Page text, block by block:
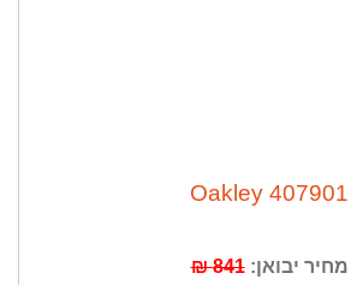
Oakley 407901
מחיר יבואן:841 ₪